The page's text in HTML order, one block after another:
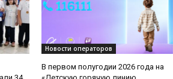
Новости операторов
В первом полугодии 2026 года на